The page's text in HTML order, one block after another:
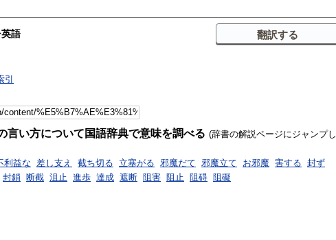
語
言い方について国語辞典で意味を調べる (辞書の解説ページにジャンプし
利益な 差し支え 截ち切る 立塞がる 邪魔だて 邪魔立て お邪魔 害する 封ず
封鎖 断截 沮止 進歩 達成 遮断 阻害 阻止 阻碍 阻礙